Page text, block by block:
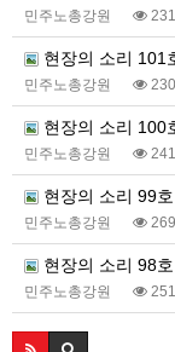
민주노총강원
현장의 소리 101
민주노총강원
현장의 소리 100
민주노총강원
현장의 소리 99호
민주노총강원
현장의 소리 98호
민주노총강원